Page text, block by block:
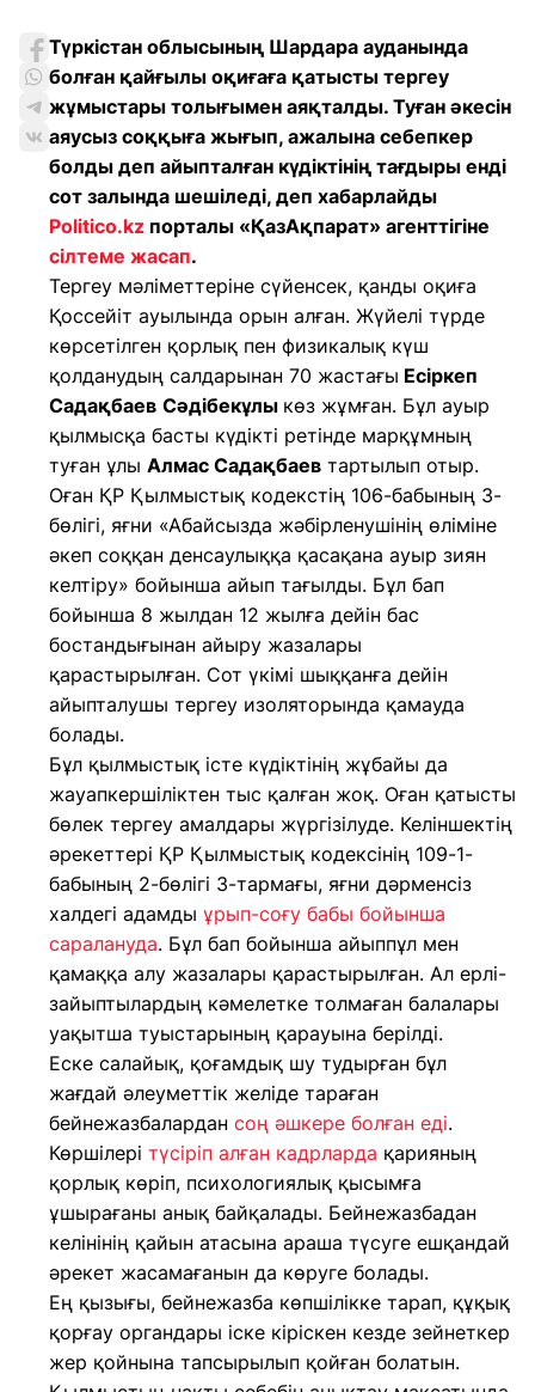
Түркістан облысының Шардара ауданында
болған қайғылы оқиғаға қатысты тергеу
жұмыстары толығымен аяқталды. Туған әкесін
аяусыз соққыға жығып, ажалына себепкер
болды деп айыпталған күдіктінің тағдыры енді
сот залында шешіледі, деп хабарлайды
Politico.kz порталы «ҚазАқпарат» агенттігіне
сілтеме жасап.
Тергеу мәліметтеріне сүйенсек, қанды оқиға
Қоссейіт ауылында орын алған. Жүйелі түрде
көрсетілген қорлық пен физикалық күш
қолданудың салдарынан 70 жастағы Есіркеп
Садақбаев Сәдібекұлы көз жұмған. Бұл ауыр
қылмысқа басты күдікті ретінде марқұмның
туған ұлы Алмас Садақбаев тартылып отыр.
Оған ҚР Қылмыстық кодекстің 106-бабының 3-
бөлігі, яғни «Абайсызда жәбірленушінің өліміне
әкеп соққан денсаулыққа қасақана ауыр зиян
келтіру» бойынша айып тағылды. Бұл бап
бойынша 8 жылдан 12 жылға дейін бас
бостандығынан айыру жазалары
қарастырылған. Сот үкімі шыққанға дейін
айыпталушы тергеу изоляторында қамауда
болады.
Бұл қылмыстық істе күдіктінің жұбайы да
жауапкершіліктен тыс қалған жоқ. Оған қатысты
бөлек тергеу амалдары жүргізілуде. Келіншектің
әрекеттері ҚР Қылмыстық кодексінің 109-1-
бабының 2-бөлігі 3-тармағы, яғни дәрменсіз
халдегі адамды ұрып-соғу бабы бойынша
саралануда. Бұл бап бойынша айыппұл мен
қамаққа алу жазалары қарастырылған. Ал ерлі-
зайыптылардың кәмелетке толмаған балалары
уақытша туыстарының қарауына берілді.
Еске салайық, қоғамдық шу тудырған бұл
жағдай әлеуметтік желіде тараған
бейнежазбалардан соң әшкере болған еді.
Көршілері түсіріп алған кадрларда қарияның
қорлық көріп, психологиялық қысымға
ұшырағаны анық байқалады. Бейнежазбадан
келінінің қайын атасына араша түсуге ешқандай
әрекет жасамағанын да көруге болады.
Ең қызығы, бейнежазба көпшілікке тарап, құқық
қорғау органдары іске кіріскен кезде зейнеткер
жер қойнына тапсырылып қойған болатын.